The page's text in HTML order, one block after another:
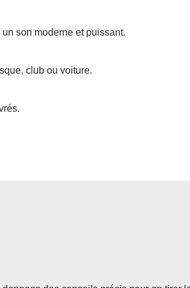
son moderne et puissant.
club ou voiture.